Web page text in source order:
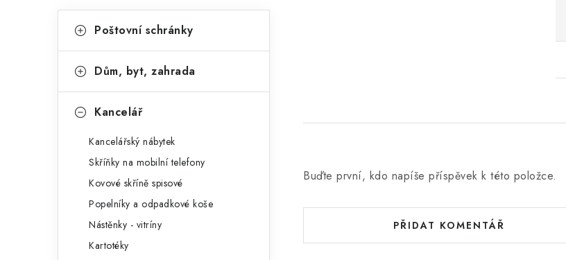
kategorie
a
e
Poštovní schránky
Dům, byt, zahrada
Kancelář
Kancelářský nábytek
Skříňky na mobilní telefony
Kovové skříně spisové
Popelníky a odpadkové koše
Nástěnky - vitríny
Kartotéky
Buďte první, kdo napíše příspěvek k této položce.
PŘIDAT KOMENTÁŘ